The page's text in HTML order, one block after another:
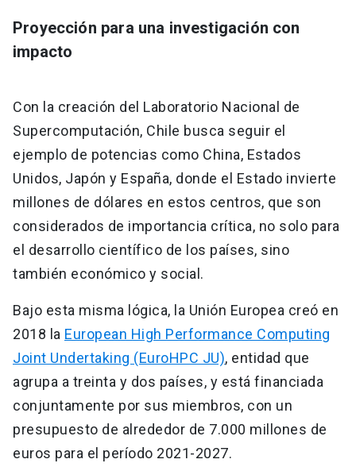
Proyección para una investigación con
impacto
Con la creación del Laboratorio Nacional de
Supercomputación, Chile busca seguir el
ejemplo de potencias como China, Estados
Unidos, Japón y España, donde el Estado invierte
millones de dólares en estos centros, que son
considerados de importancia crítica, no solo para
el desarrollo científico de los países, sino
también económico y social.
Bajo esta misma lógica, la Unión Europea creó en
2018 la European High Performance Computing
Joint Undertaking (EuroHPC JU), entidad que
agrupa a treinta y dos países, y está financiada
conjuntamente por sus miembros, con un
presupuesto de alrededor de 7.000 millones de
euros para el período 2021-2027.